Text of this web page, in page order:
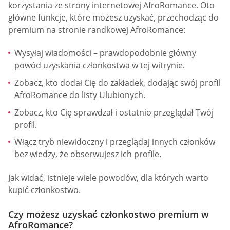
korzystania ze strony internetowej AfroRomance. Oto
główne funkcje, które możesz uzyskać, przechodząc do
premium na stronie randkowej AfroRomance:
Wysyłaj wiadomości – prawdopodobnie główny
powód uzyskania członkostwa w tej witrynie.
Zobacz, kto dodał Cię do zakładek, dodając swój profil
AfroRomance do listy Ulubionych.
Zobacz, kto Cię sprawdzał i ostatnio przeglądał Twój
profil.
Włącz tryb niewidoczny i przeglądaj innych członków
bez wiedzy, że obserwujesz ich profile.
Jak widać, istnieje wiele powodów, dla których warto
kupić członkostwo.
Czy możesz uzyskać członkostwo premium w
AfroRomance?